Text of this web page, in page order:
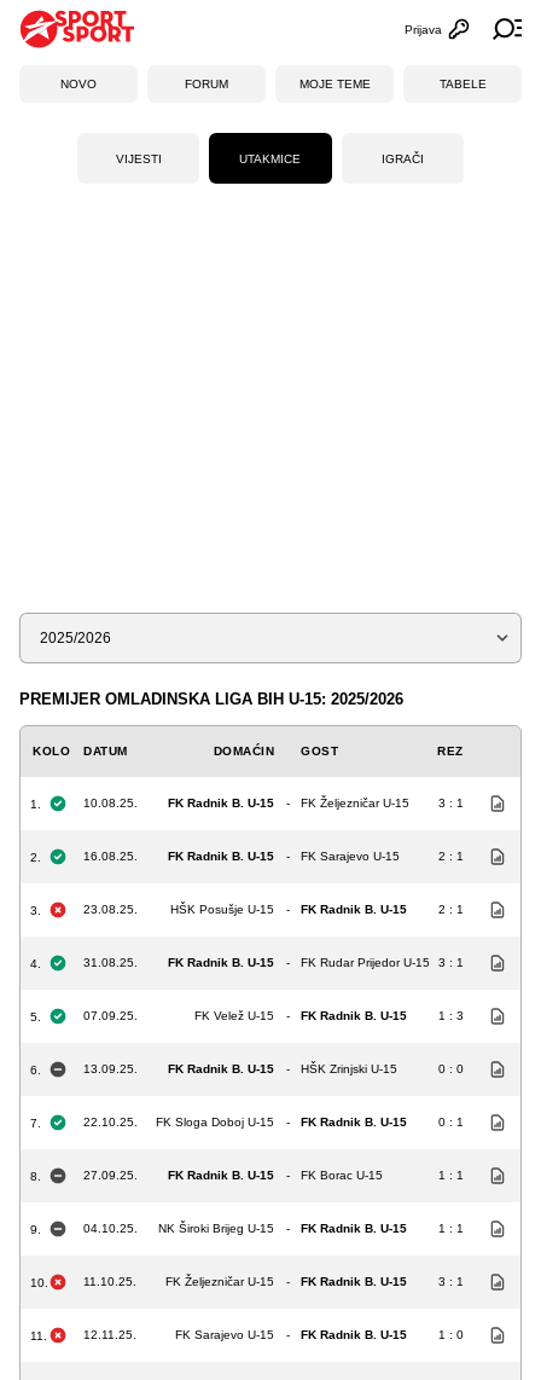
Otvori
Prijava
NOVO FORUM MOJE TEME TABELE
VIJESTI UTAKMICE IGRAČI
Sezona
PREMIJER OMLADINSKA LIGA BIH U-15: 2025/2026
KOLO DATUM DOMAĆIN GOST REZ
1. 10.08.25. FK Radnik B. U-15 - FK Željezničar U-15 3 : 1
2. 16.08.25. FK Radnik B. U-15 - FK Sarajevo U-15 2 : 1
3. 23.08.25. HŠK Posušje U-15 - FK Radnik B. U-15 2 : 1
4. 31.08.25. FK Radnik B. U-15 - FK Rudar Prijedor U-15 3 : 1
5. 07.09.25. FK Velež U-15 - FK Radnik B. U-15 1 : 3
6. 13.09.25. FK Radnik B. U-15 - HŠK Zrinjski U-15 0 : 0
7. 22.10.25. FK Sloga Doboj U-15 - FK Radnik B. U-15 0 : 1
8. 27.09.25. FK Radnik B. U-15 - FK Borac U-15 1 : 1
9. 04.10.25. NK Široki Brijeg U-15 - FK Radnik B. U-15 1 : 1
10. 11.10.25. FK Željezničar U-15 - FK Radnik B. U-15 3 : 1
11. 12.11.25. FK Sarajevo U-15 - FK Radnik B. U-15 1 : 0